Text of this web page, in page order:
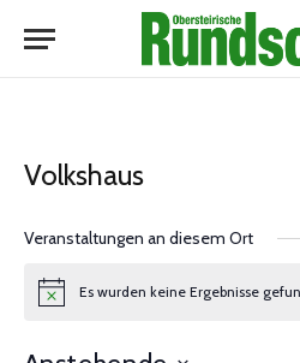
Volkshaus
Veranstaltungen an diesem Ort
Notice Es wurden keine Ergebnisse